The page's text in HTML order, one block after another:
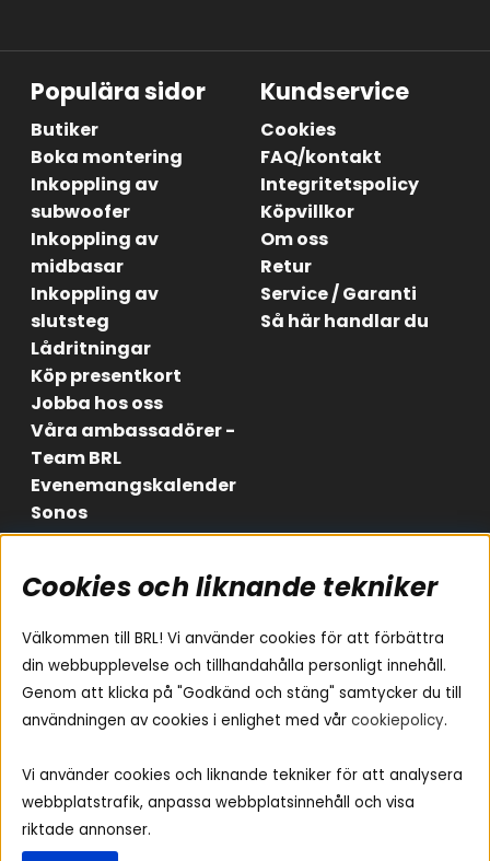
Populära sidor
Butiker
Boka montering
Inkoppling av
subwoofer
Inkoppling av
midbasar
Inkoppling av
slutsteg
Lådritningar
Köp presentkort
Jobba hos oss
Våra ambassadörer -
Team BRL
Evenemangskalender
Sonos
Kundservice
Cookies
FAQ/kontakt
Integritetspolicy
Köpvillkor
Om oss
Retur
Service / Garanti
Så här handlar du
Områden
Billjud
Hemmaljud
Medarbetare
Vad passar i min bil
Yamaha Musiccast
Ljud till A-traktorn
Ljud till båten
Ljud till lastbil
Ljus till A-traktorn
Följ oss
Instagram
Facebook
Youtube
Cookies och liknande tekniker
Välkommen till BRL! Vi använder cookies för att förbättra
din webbupplevelse och tillhandahålla personligt innehåll.
Genom att klicka på "Godkänd och stäng" samtycker du till
användningen av cookies i enlighet med vår cookiepolicy.
Vi använder cookies och liknande tekniker för att analysera
webbplatstrafik, anpassa webbplatsinnehåll och visa
riktade annonser.